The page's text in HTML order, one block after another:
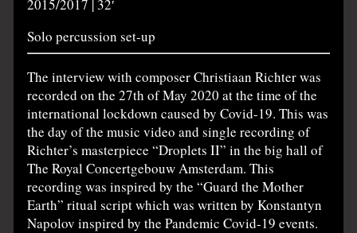
2015/2017 | 32′
Solo percussion set-up
The interview with composer Christiaan Richter was
recorded on the 27th of May 2020 at the time of the
international lockdown caused by Covid-19. This was
the day of the music video and single recording of
Richter’s masterpiece “Droplets II” in the big hall of
The Royal Concertgebouw Amsterdam. This
recording was inspired by the “Guard the Mother
Earth” ritual script which was written by Konstantyn
Napolov inspired by the Pandemic Covid-19 events.